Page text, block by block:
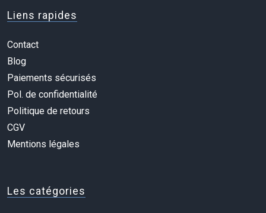
Liens rapides
Contact
Blog
Paiements sécurisés
Pol. de confidentialité
Politique de retours
CGV
Mentions légales
Les catégories